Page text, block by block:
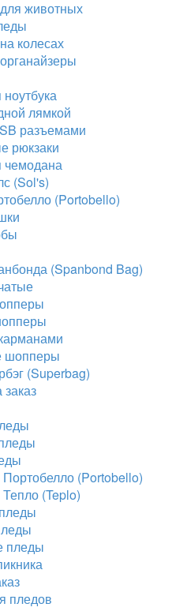
животных
колесах
лямкой
разъемами
рюкзаки
чемодана
(Sol's)
(Portobello)
(Spanbond Bag)
шопперы
(Superbag)
(Portobello)
(Teplo)
пледы
пледов